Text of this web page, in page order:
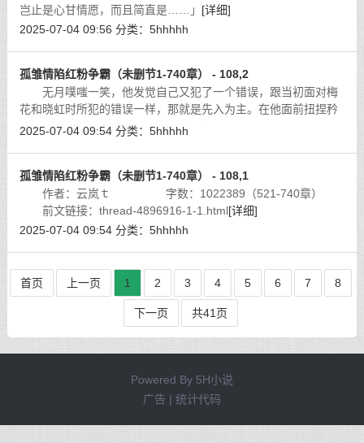
岂止是心甘情愿，而且简直是……」 [详细]
2025-07-04 09:56 分类： 5hhhhh
孤雏情陷红粉争霸（未删节1-740章） - 108,2
无月噗嗤一笑，他发觉自己又犯了一个错误，跟当初面对梅
花和晓虹时所犯的错误一样，那就是先入为主。在他面前扭捏矜
持、欲迎还羞的女子，在那种时刻居然如狼似虎；那么反过来，
2025-07-04 09:54 分类： 5hhhhh
孤雏情陷红粉争霸（未删节1-740章） - 108,1
作者：云岚ｔ 字数：1022389（521-740章）
前文链接：thread-4896916-1-1.html[详细]
2025-07-04 09:54 分类： 5hhhhh
首页 上一页 1 2 3 4 5 6 7 8
下一页 共41页
Powered By 5H小说
广告 | 统计代码